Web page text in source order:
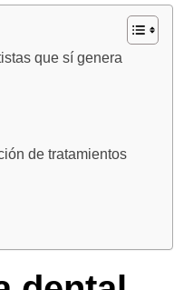
que sí genera
de tratamientos